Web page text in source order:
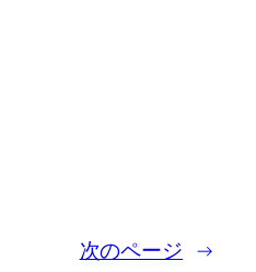
次のページ →